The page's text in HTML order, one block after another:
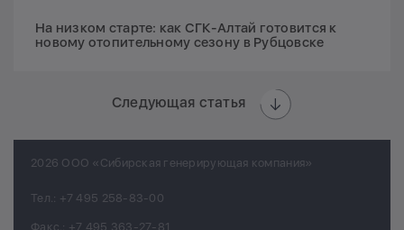
На низком старте: как СГК-Алтай готовится к
новому отопительному сезону в Рубцовске
Следующая статья
2026 ООО «Сибирская генерирующая компания»
Тел.: +7 495 258-83-00
Факс.: +7 495 363-27-81